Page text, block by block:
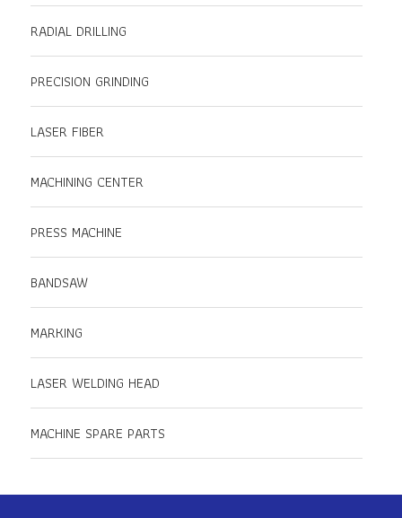
RADIAL DRILLING
PRECISION GRINDING
LASER FIBER
MACHINING CENTER
PRESS MACHINE
BANDSAW
MARKING
LASER WELDING HEAD
MACHINE SPARE PARTS